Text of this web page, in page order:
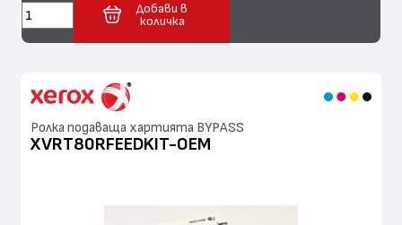
Добави в
количка
Ролка подаваща хартията BYPASS
XVRT80RFEEDKIT-OEM